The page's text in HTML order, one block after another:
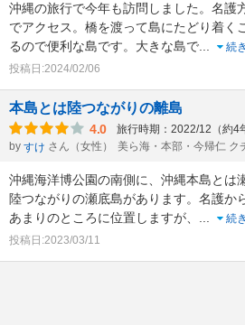
沖縄の旅行で今年も訪問しました。名護
でアクセス。橋を渡って島にたどり着く
るので便利な島です。大きな島で
続
投稿日:2024/02/06
本島とは陸つながりの離島
4.0 旅行時期：2022/12（約4
by すけ さん（女性） 美ら海・本部・今帰仁 ク
沖縄海洋博公園の南側に、沖縄本島とは
陸つながりの瀬底島があります。名護か
あまりのところに位置しますが、
続
投稿日:2023/03/11